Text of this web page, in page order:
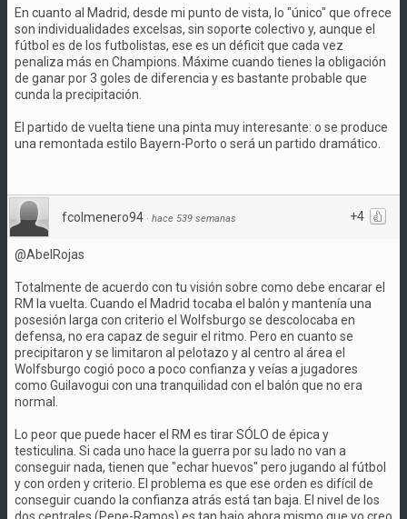
En cuanto al Madrid, desde mi punto de vista, lo "único" que ofrece
son individualidades excelsas, sin soporte colectivo y, aunque el
fútbol es de los futbolistas, ese es un déficit que cada vez
penaliza más en Champions. Máxime cuando tienes la obligación
de ganar por 3 goles de diferencia y es bastante probable que
cunda la precipitación.
El partido de vuelta tiene una pinta muy interesante: o se produce
una remontada estilo Bayern-Porto o será un partido dramático.
+4
fcolmenero94 · hace 539 semanas
@AbelRojas
Totalmente de acuerdo con tu visión sobre como debe encarar el
RM la vuelta. Cuando el Madrid tocaba el balón y mantenía una
posesión larga con criterio el Wolfsburgo se descolocaba en
defensa, no era capaz de seguir el ritmo. Pero en cuanto se
precipitaron y se limitaron al pelotazo y al centro al área el
Wolfsburgo cogió poco a poco confianza y veías a jugadores
como Guilavogui con una tranquilidad con el balón que no era
normal.
Lo peor que puede hacer el RM es tirar SÓLO de épica y
testiculina. Si cada uno hace la guerra por su lado no van a
conseguir nada, tienen que "echar huevos" pero jugando al fútbol
y con orden y criterio. El problema es que ese orden es difícil de
conseguir cuando la confianza atrás está tan baja. El nivel de los